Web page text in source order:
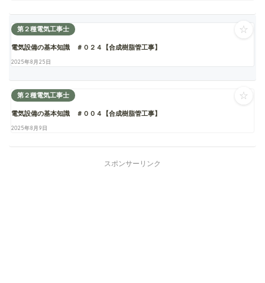
第２種電気工事士
電気設備の基本知識 ＃０２４【合成樹脂管工事】
2025年8月25日
☆
第２種電気工事士
電気設備の基本知識 ＃００４【合成樹脂管工事】
2025年8月9日
☆
スポンサーリンク